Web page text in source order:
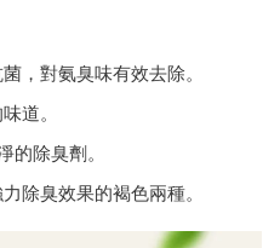
，對氨臭味有效去除。
道。
的除臭劑。
除臭效果的褐色兩種。